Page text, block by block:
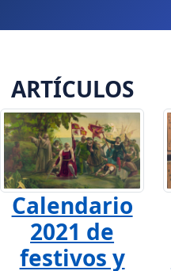
ARTÍCULOS
Calendario
2021 de
festivos y